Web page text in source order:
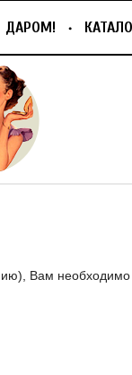
ДАРОМ!
Вам необходимо